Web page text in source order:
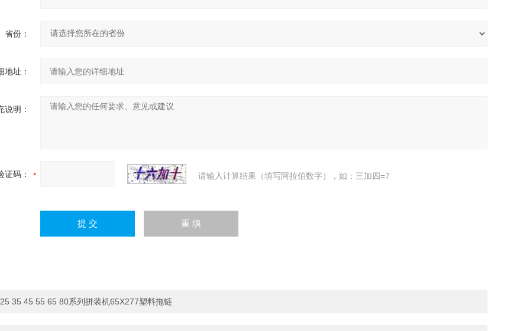
省份：
地址：
说明：
证码： 请输入计算结果（填写阿拉伯数字），如：三加四=7
25 35 45 55 65 80系列拼装机65X277塑料拖链